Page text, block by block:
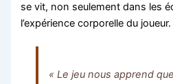
se vit, non seulement dans les
l’expérience corporelle du joueur.
« Le jeu nous apprend